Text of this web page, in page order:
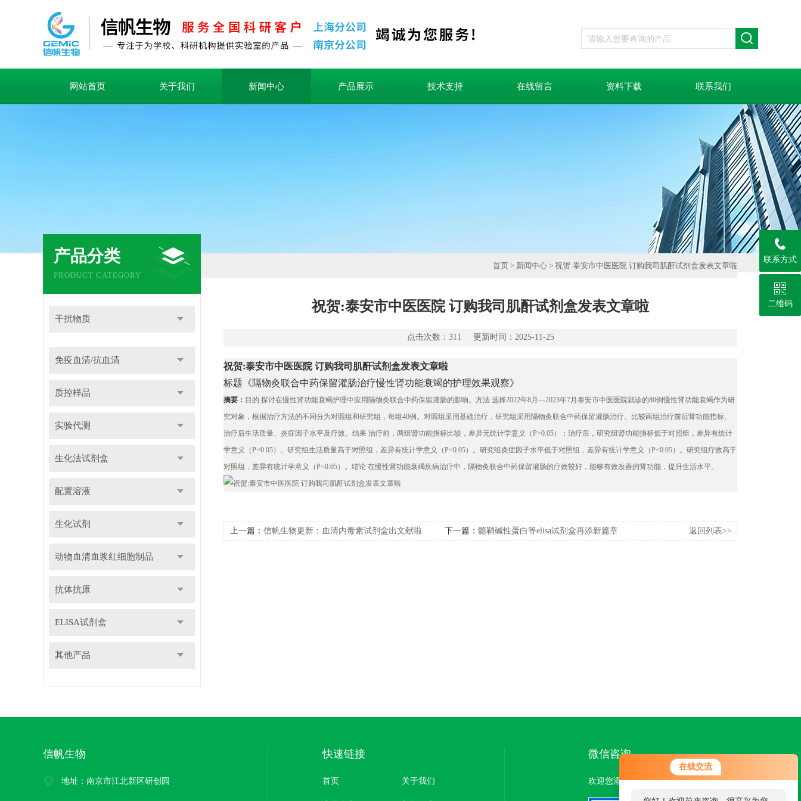
在线交流
网站首页 关于我们 新闻中心 产品展示 技术支持 在线留言 资料下载 联系我们
产品分类
PRODUCT CATEGORY
干扰物质
免疫血清/抗血清
质控样品
实验代测
生化法试剂盒
配置溶液
生化试剂
动物血清血浆红细胞制品
抗体抗原
ELISA试剂盒
其他产品
首页 > 新闻中心 > 祝贺:泰安市中医医院 订购我司肌酐试剂盒发表文章啦
祝贺:泰安市中医医院 订购我司肌酐试剂盒发表文章啦
点击次数：311 更新时间：2025-11-25
祝贺:泰安市中医医院 订购我司肌酐试剂盒发表文章啦
标题《隔物灸联合中药保留灌肠治疗慢性肾功能衰竭的护理效果观察》
摘要： 目的 探讨在慢性肾功能衰竭护理中应用隔物灸联合中药保留灌肠的影响。方法 选择2022年8月 —2023年7月泰安市中医医院就诊的80例慢性肾功能衰竭作为研
究对象，根据治疗方法的不同分为对照组和研究组，每组40例。对照组采用基础治疗，研究组采用隔物灸联合中药保留灌肠治疗。比较两组治疗前后肾功能指标、
治疗后生活质量、炎症因子水平及疗效。结果 治疗前，两组肾功能指标比较，差异无统计学意义（P>0.05）；治疗后，研究组肾功能指标低于对照组，差异有统计
学意义（P<0.05）。研究组生活质量高于对照组，差异有统计学意义（P<0.05）。研究组炎症因子水平低于对照组，差异有统计学意义（P<0.05）。研究组疗效高于
对照组，差异有统计学意义（P<0.05）。结论 在慢性肾功能衰竭疾病治疗中，隔物灸联合中药保留灌肠的疗效较好，能够有效改善的肾功能，提升生活水平。
上一篇： 信帆生物更新：血清内毒素试剂盒出文献啦 下一篇： ​髓鞘碱性蛋白等elisa试剂盒再添新篇章 返回列表>>
信帆生物
地址：南京市江北新区研创园
快速链接
首页 关于我们
微信咨询
欢迎您添加我们的微信号了解更多信息：
联系方式
二维码